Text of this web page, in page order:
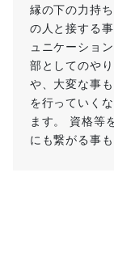
縁の下の力持
の人と接する
ュニケーショ
部としてのや
や、大変な事
を行っていく
ます。 資格等
にも繋がる事も